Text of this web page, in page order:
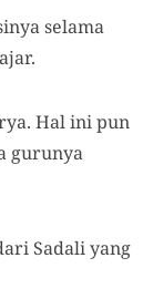
selama
Hal ini pun
gurunya
Sadali yang